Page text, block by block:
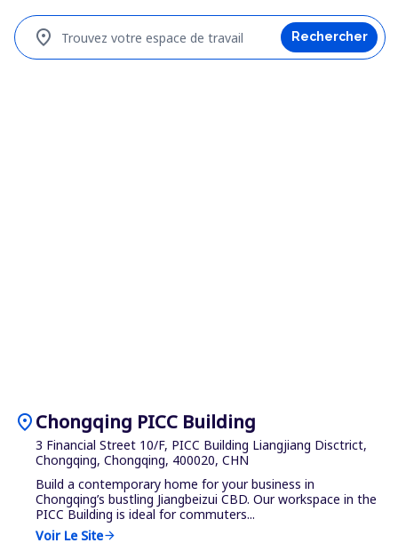
Trouvez votre espace de travail
location_on Rechercher
location_onChongqing PICC Building
3 Financial Street 10/F, PICC Building Liangjiang Disctrict,
Chongqing, Chongqing, 400020, CHN
Build a contemporary home for your business in
Chongqing’s bustling Jiangbeizui CBD. Our workspace in the
PICC Building is ideal for commuters...
Voir Le Sitearrow_forward